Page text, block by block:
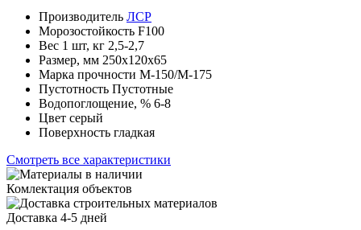
Производитель ЛСР
Морозостойкость F100
Вес 1 шт, кг 2,5-2,7
Размер, мм 250х120х65
Марка прочности М-150/M-175
Пустотность Пустотные
Водопоглощение, % 6-8
Цвет серый
Поверхность гладкая
Смотреть все характеристики
Комлектация объектов
Доставка 4-5 дней